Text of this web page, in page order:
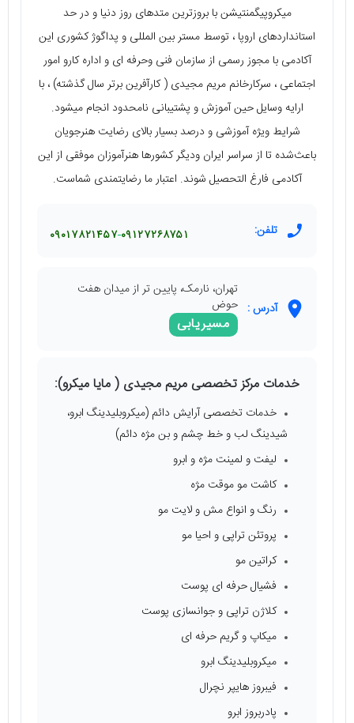
میکروپیگمنتیشن با بروزترین متدهای روز دنیا و در حد
استانداردهای اروپا ، توسط مستر بین المللی و پداگوژ کشوری این
آکادمی با مجوز رسمی از سازمان فنی وحرفه ای و اداره کارو امور
اجتماعی ، سرکارخانم مریم مجیدی ( کارآفرین برتر سال گذشته) ، با
ارایه وسایل حین آموزش و پشتیبانی نامحدود انجام میشود.
شرایط ویژه آموزشی و درصد بسیار بالای رضایت هنرجویان
باعث‌شده تا از سراسر ایران و‌دیگر کشورها هنرآموزان موفقی از این
آکادمی فارغ التحصیل شوند. اعتبار ما رضایتمندی شماست.
تلفن: ۰۹۱۲۷۲۶۸۷۵۱۰۹۰۱۷۸۲۱۴۵۷
آدرس :
تهران، نارمک، پایین تر از میدان هفت
حوض
مسیریابی
خدمات مرکز تخصصی مریم مجیدی ( مایا میکرو):
خدمات تخصصی آرایش دائم (میکروبلیدینگ ابرو،
شیدینگ لب و خط چشم و بن مژه دائم)
لیفت و لمینت مژه و ابرو
کاشت مو موقت مژه
رنگ و انواع مش و لایت مو
پروتئن تراپی و احیا مو
کراتین مو
فشیال حرفه ای پوست
کلاژن تراپی و جوانسازی پوست
میکاپ و گریم حرفه ای
میکروبلیدینگ ابرو
فیبروز هایپر نچرال
پادربروز ابرو